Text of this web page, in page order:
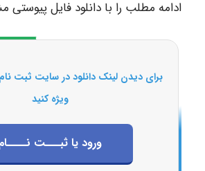
ادامه مطلب را با دانلود فایل پیوستی
برای دیدن لینک دانلود در سایت ثبت
ویژه کنید
ورود یا ثبـــت